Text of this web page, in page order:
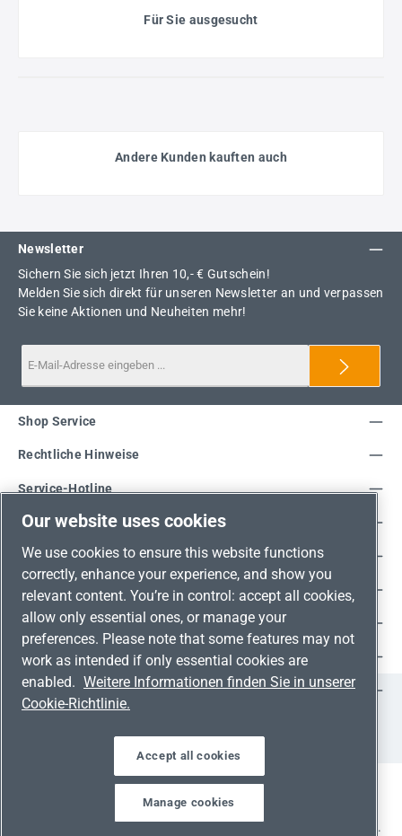
Für Sie ausgesucht
Andere Kunden kauften auch
Newsletter
Sichern Sie sich jetzt Ihren 10,- € Gutschein!
Melden Sie sich direkt für unseren Newsletter an und verpassen
Sie keine Aktionen und Neuheiten mehr!
Service-Hotline
Shop Service
Rechtliche Hinweise
Unsere Vorteile
Versandarten
Zahlungsarten
Adresse
Umweltschutz & Partnerschaft
Jetzt auf Social Media folgen!
FacebookInstagramYouTubeLinkedIn
Alle Preise inkl. gesetzl. Mehrwertsteuer zzgl.
und ggf. Nachnahmegebühren, wenn nicht anders angegeben.
Our website uses cookies
We use cookies to ensure this website functions
correctly, enhance your experience, and show you
relevant content. You’re in control: accept all cookies,
allow only essential ones, or manage your
preferences. Please note that some features may not
work as intended if only essential cookies are
enabled. Weitere Informationen finden Sie in unserer
Cookie-Richtlinie.
Accept all cookies
Manage cookies